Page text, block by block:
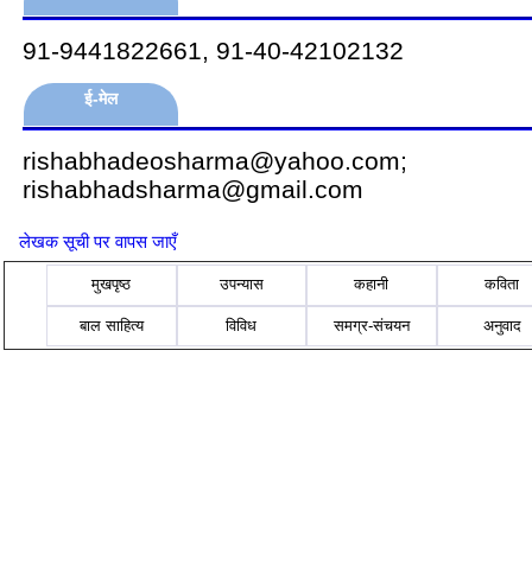
91-9441822661, 91-40-42102132
ई-मेल
rishabhadeosharma@yahoo.com;
rishabhadsharma@gmail.com
लेखक सूची पर वापस जाएँ
मुखपृष्ठ उपन्यास कहानी कविता
बाल साहित्य विविध समग्र-संचयन अनुवाद